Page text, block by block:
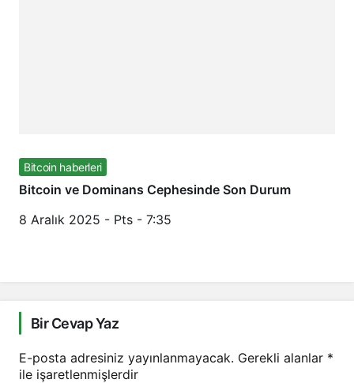
Bitcoin haberleri
Bitcoin ve Dominans Cephesinde Son Durum
8 Aralık 2025 - Pts - 7:35
Bir Cevap Yaz
E-posta adresiniz yayınlanmayacak. Gerekli alanlar *
ile işaretlenmişlerdir